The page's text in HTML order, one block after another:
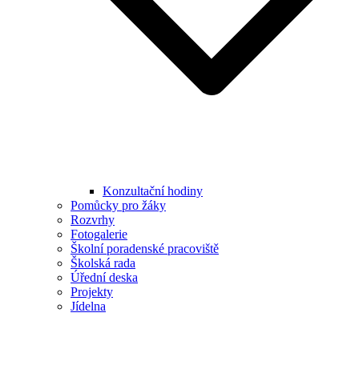
Konzultační hodiny
Pomůcky pro žáky
Rozvrhy
Fotogalerie
Školní poradenské pracoviště
Školská rada
Úřední deska
Projekty
Jídelna